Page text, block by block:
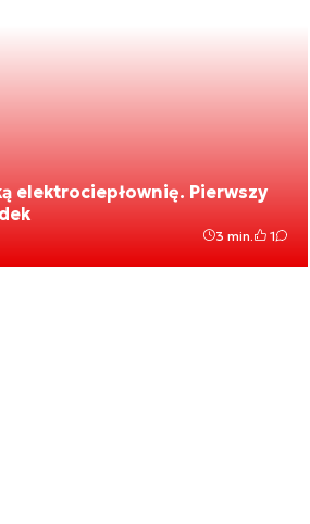
elektrociepłownię. Pierwszy
3 min. 1